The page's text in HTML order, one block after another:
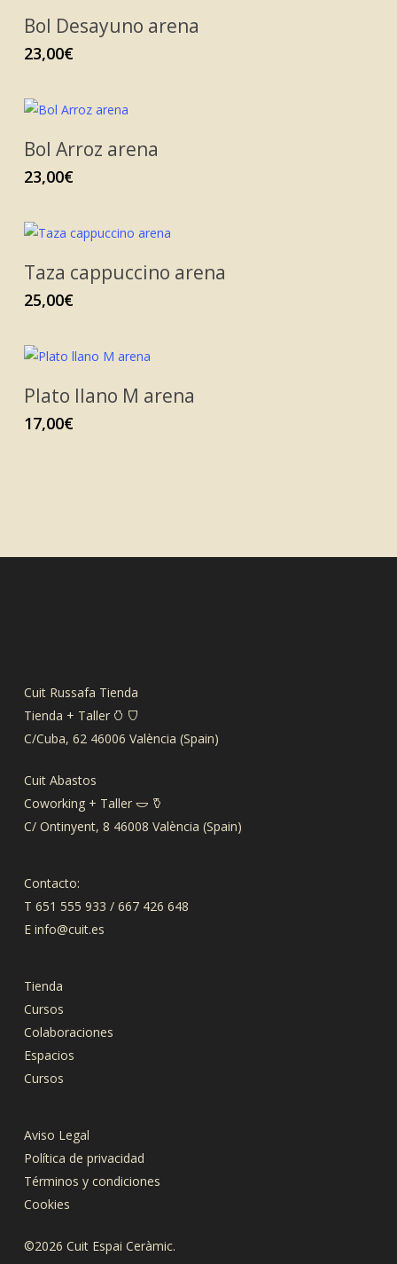
Bol Desayuno arena
23,00€
Bol Arroz arena
23,00€
Taza cappuccino arena
25,00€
Plato llano M arena
17,00€
Cuit Russafa Tienda
Tienda + Taller 𐃡 𐃴
C/Cuba, 62 46006 València (Spain)
Cuit Abastos
Coworking + Taller 𐃬 𐃤
C/ Ontinyent, 8 46008 València (Spain)
Contacto:
T 651 555 933 / 667 426 648
E info@cuit.es
Tienda
Cursos
Colaboraciones
Espacios
Cursos
Aviso Legal
Política de privacidad
Términos y condiciones
Cookies
©2026 Cuit Espai Ceràmic.